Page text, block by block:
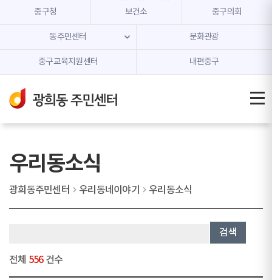
본문 내용 바로가기
주메뉴 바로가기
중구청 보건소 중구의회
동주민센터 문화관광
중구교육지원센터 내편중구
우리동소식
광희동주민센터 우리동네이야기 우리동소식
검색
전체 556건수